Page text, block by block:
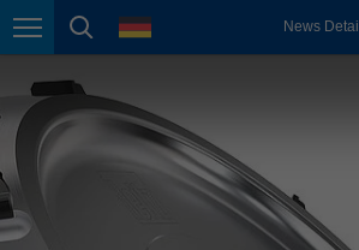
Seitennavigation
Seitensuche
Sprache News Detail
México
Nederland
nederlands
Österreich